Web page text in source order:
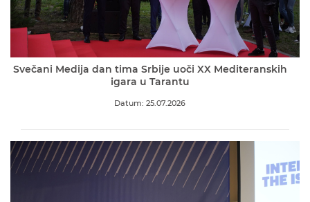
Svečani Medija dan tima Srbije uoči XX Mediteranskih
igara u Tarantu
Datum: 25.07.2026